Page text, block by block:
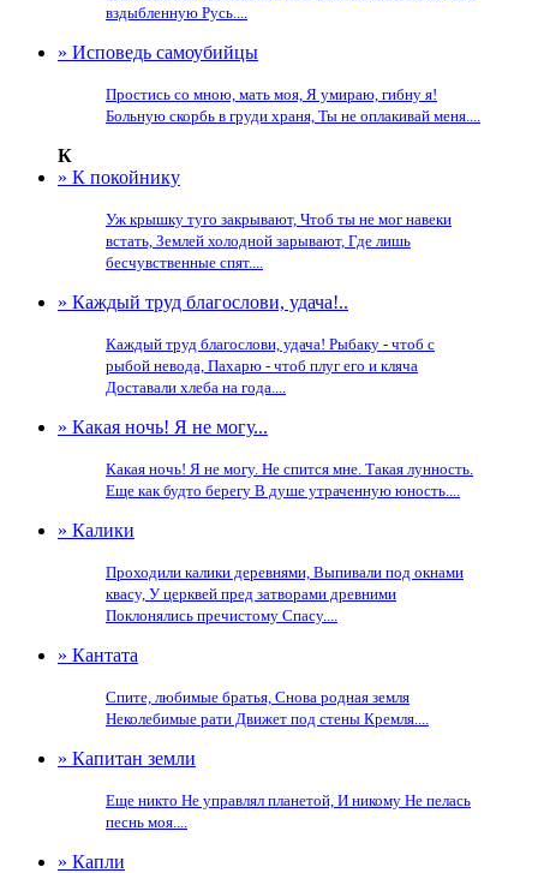
вздыбленную Русь....
» Исповедь самоубийцы
Простись со мною, мать моя, Я умираю, гибну я!
Больную скорбь в груди храня, Ты не оплакивай меня....
К
» К покойнику
Уж крышку туго закрывают, Чтоб ты не мог навеки
встать, Землей холодной зарывают, Где лишь
бесчувственные спят....
» Каждый труд благослови, удача!..
Каждый труд благослови, удача! Рыбаку - чтоб с
рыбой невода, Пахарю - чтоб плуг его и кляча
Доставали хлеба на года....
» Какая ночь! Я не могу...
Какая ночь! Я не могу. Не спится мне. Такая лунность.
Еще как будто берегу В душе утраченную юность....
» Калики
Проходили калики деревнями, Выпивали под окнами
квасу, У церквей пред затворами древними
Поклонялись пречистому Спасу....
» Кантата
Спите, любимые братья, Снова родная земля
Неколебимые рати Движет под стены Кремля....
» Капитан земли
Еще никто Не управлял планетой, И никому Не пелась
песнь моя....
» Капли